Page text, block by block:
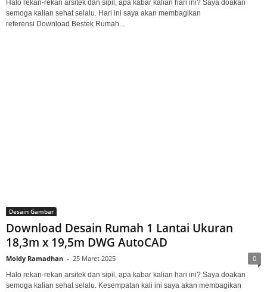
Halo rekan-rekan arsitek dan sipil, apa kabar kalian hari ini? Saya doakan
semoga kalian sehat selalu. Hari ini saya akan membagikan
referensi Download Bestek Rumah...
Desain Gambar
Download Desain Rumah 1 Lantai Ukuran
18,3m x 19,5m DWG AutoCAD
Moldy Ramadhan - 25 Maret 2025 0
Halo rekan-rekan arsitek dan sipil, apa kabar kalian hari ini? Saya doakan
semoga kalian sehat selalu. Kesempatan kali ini saya akan membagikan